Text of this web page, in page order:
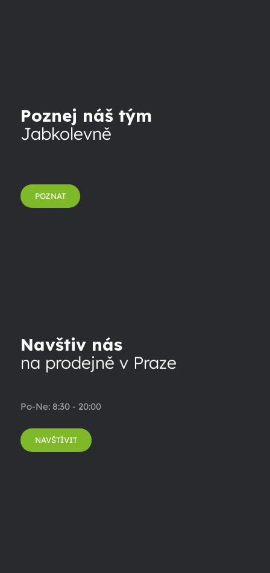
Poznej náš tým
Jabkolevně
POZNAT
Navštiv nás
na prodejně v Praze
Po-Ne: 8:30 - 20:00
NAVŠTÍVIT